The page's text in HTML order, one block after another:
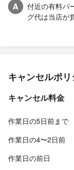
A
付近の有料パ
グ代は当店が
キャンセルポ
キャンセル料金
作業日の5日前まで
作業日の4〜2日前
作業日の前日